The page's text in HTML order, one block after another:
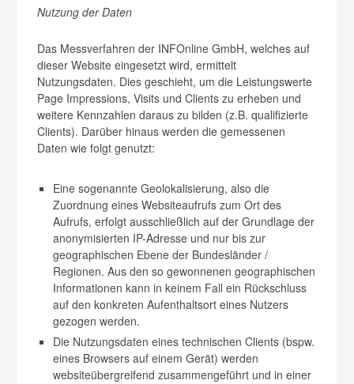
Nutzung der Daten
Das Messverfahren der INFOnline GmbH, welches auf
dieser Website eingesetzt wird, ermittelt
Nutzungsdaten. Dies geschieht, um die Leistungswerte
Page Impressions, Visits und Clients zu erheben und
weitere Kennzahlen daraus zu bilden (z.B. qualifizierte
Clients). Darüber hinaus werden die gemessenen
Daten wie folgt genutzt:
Eine sogenannte Geolokalisierung, also die
Zuordnung eines Websiteaufrufs zum Ort des
Aufrufs, erfolgt ausschließlich auf der Grundlage der
anonymisierten IP-Adresse und nur bis zur
geographischen Ebene der Bundesländer /
Regionen. Aus den so gewonnenen geographischen
Informationen kann in keinem Fall ein Rückschluss
auf den konkreten Aufenthaltsort eines Nutzers
gezogen werden.
Die Nutzungsdaten eines technischen Clients (bspw.
eines Browsers auf einem Gerät) werden
websiteübergreifend zusammengeführt und in einer